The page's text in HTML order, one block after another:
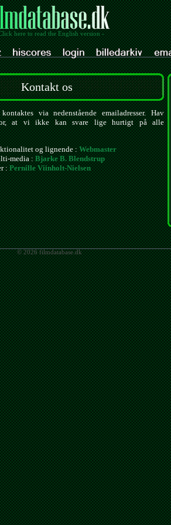
here to read the English version -
Kontakt os
via nedenstående emailadresser. Hav
at vi ikke kan svare lige hurtigt på alle
og lignende :Webmaster
media :Bjarke B. Blendstrup
:Pernille Viinholt-Nielsen
© 2026 filmdatabase.dk